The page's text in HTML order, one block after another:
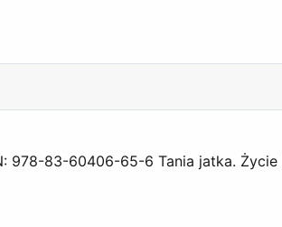
978-83-60406-65-6 Tania jatka.